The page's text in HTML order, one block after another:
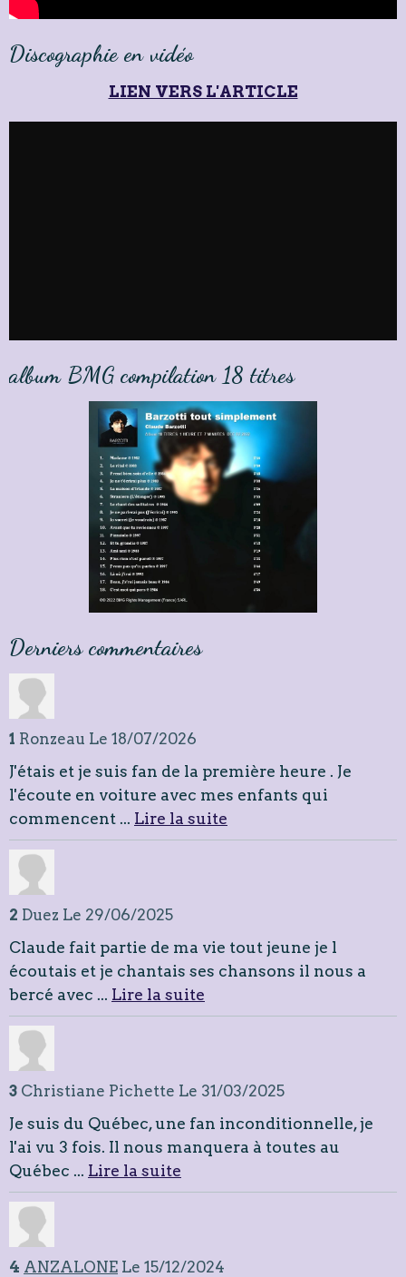
Discographie en vidéo
LIEN VERS L'ARTICLE
album BMG compilation 18 titres
Derniers commentaires
1 Ronzeau Le 18/07/2026
J'étais et je suis fan de la première heure . Je
l'écoute en voiture avec mes enfants qui
commencent ... Lire la suite
2 Duez Le 29/06/2025
Claude fait partie de ma vie tout jeune je l
écoutais et je chantais ses chansons il nous a
bercé avec ... Lire la suite
3 Christiane Pichette Le 31/03/2025
Je suis du Québec, une fan inconditionnelle, je
l'ai vu 3 fois. Il nous manquera à toutes au
Québec ... Lire la suite
4 ANZALONE Le 15/12/2024